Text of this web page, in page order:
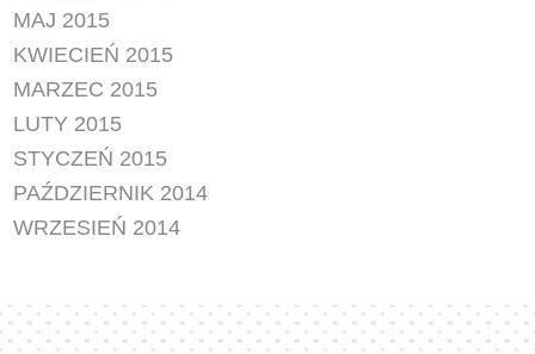
MAJ 2015
KWIECIEŃ 2015
MARZEC 2015
LUTY 2015
STYCZEŃ 2015
PAŹDZIERNIK 2014
WRZESIEŃ 2014